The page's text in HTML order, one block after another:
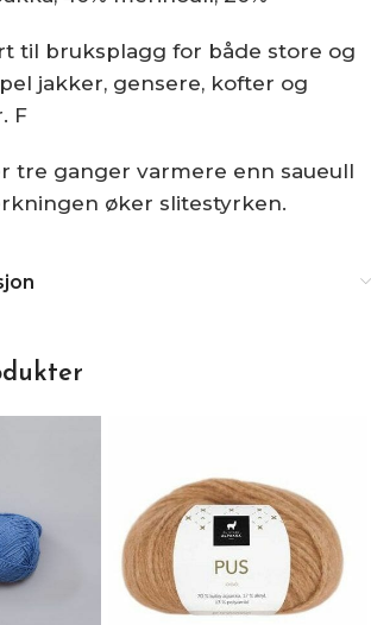
til bruksplagg for både store og
jakker, gensere, kofter og
F
tre ganger varmere enn saueull
øker slitestyrken.